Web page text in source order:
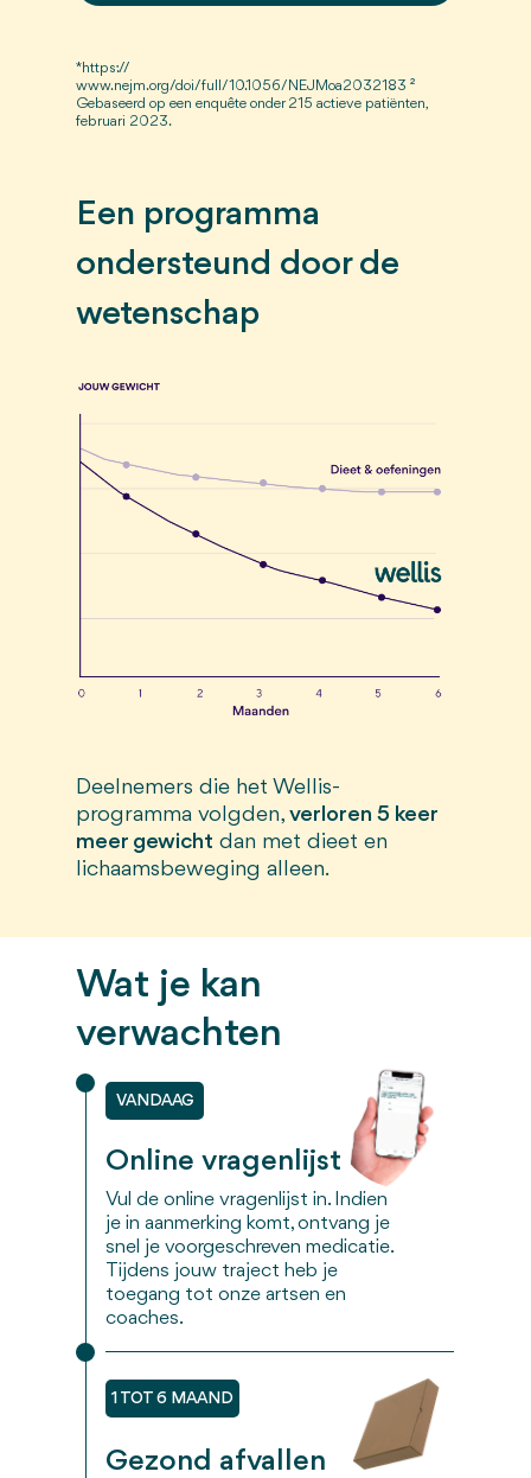
*https: //
www.nejm.org/doi/full/10.1056/NEJMoa2032183 ²
Gebaseerd op een enquête onder 215 actieve patiënten,
februari 2023.
Een programma
ondersteund door de
wetenschap
Deelnemers die het Wellis-
programma volgden, verloren 5 keer
meer gewicht dan met dieet en
lichaamsbeweging alleen.
VANDAAG
1 TOT 6 MAAND
Online vragenlijst
Vul de online vragenlijst in. Indien
je in aanmerking komt, ontvang je
snel je voorgeschreven medicatie.
Tijdens jouw traject heb je
toegang tot onze artsen en
coaches.
Wat je kan
verwachten
Gezond afvallen